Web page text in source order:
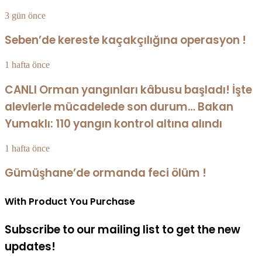
3 gün önce
Seben’de kereste kaçakçılığına operasyon !
1 hafta önce
CANLI Orman yangınları kâbusu başladı! İşte
alevlerle mücadelede son durum… Bakan
Yumaklı: 110 yangın kontrol altına alındı
1 hafta önce
Gümüşhane’de ormanda feci ölüm !
With Product You Purchase
Subscribe to our mailing list to get the new
updates!